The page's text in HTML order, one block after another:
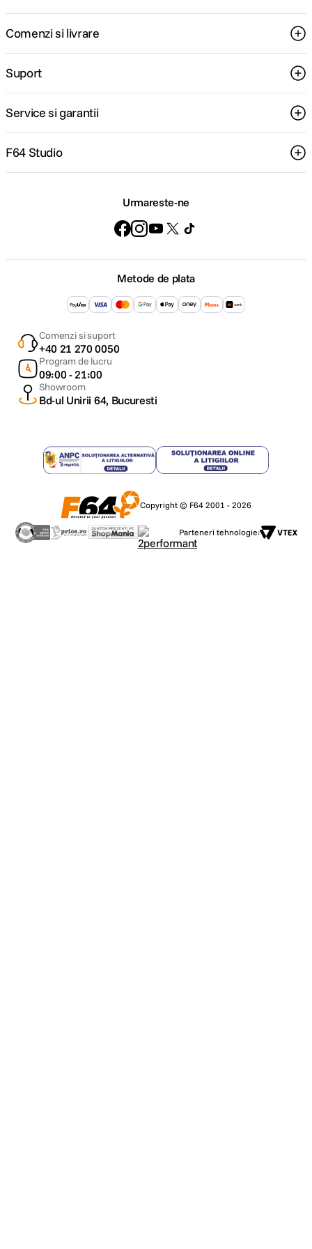
Comenzi si livrare
Suport
Service si garantii
F64 Studio
Urmareste-ne
Metode de plata
Comenzi si suport
+40 21 270 0050
Program de lucru
09:00 - 21:00
Showroom
Bd-ul Unirii 64, Bucuresti
Copyright © F64 2001 - 2026
Parteneri tehnologie: